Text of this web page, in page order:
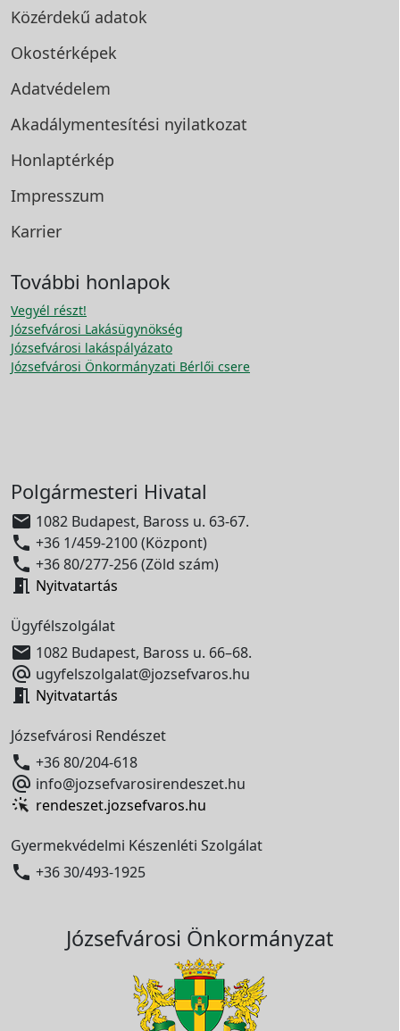
Közérdekű adatok
Okostérképek
Adatvédelem
Akadálymentesítési nyilatkozat
Honlaptérkép
Impresszum
Karrier
További honlapok
Vegyél részt!
Józsefvárosi Lakásügynökség
Józsefvárosi lakáspályázato
Józsefvárosi Önkormányzati Bérlői csere
Polgármesteri Hivatal
 1082 Budapest, Baross u. 63-67.
 +36 1/459-2100 (Központ)
 +36 80/277-256 (Zöld szám)
 Nyitvatartás
Ügyfélszolgálat
 1082 Budapest, Baross u. 66–68.
 ugyfelszolgalat@jozsefvaros.hu
 Nyitvatartás
Józsefvárosi Rendészet
 +36 80/204-618
 info@jozsefvarosirendeszet.hu
rendeszet.jozsefvaros.hu
Gyermekvédelmi Készenléti Szolgálat
 +36 30/493-1925
Józsefvárosi Önkormányzat